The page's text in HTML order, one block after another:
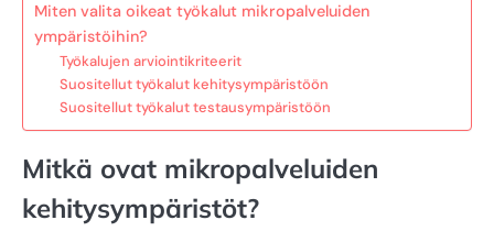
Miten valita oikeat työkalut mikropalveluiden
ympäristöihin?
Työkalujen arviointikriteerit
Suositellut työkalut kehitysympäristöön
Suositellut työkalut testausympäristöön
Mitkä ovat mikropalveluiden
kehitysympäristöt?